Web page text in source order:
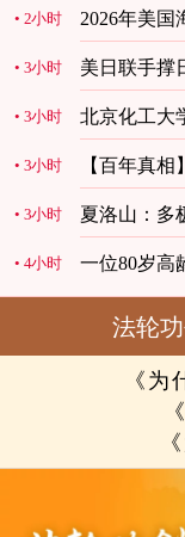
2小时 2026年美国
3小时 美日联手撑
3小时 北京化工大
3小时 【百年真
3小时 夏洛山：多
4小时 一位80岁高
法轮
《为